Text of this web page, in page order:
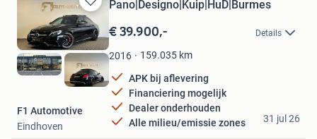
Bewaren
in
Mijn
Favorieten
Pano|Designo|Kuip|HuD|Burmes
€ 39.900,- Details
2016 159.035 km
APK bij aflevering
Financiering mogelijk
Dealer onderhouden
Alle milieu/emissie zones
F1 Automotive
Eindhoven
31 jul 26